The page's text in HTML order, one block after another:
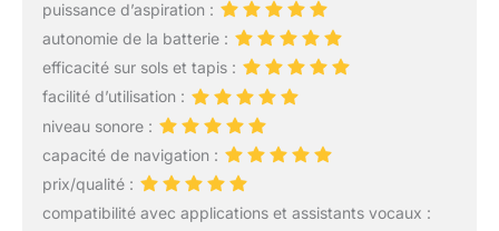
jusqu'à ce que la tâche
de nettoyage soit
terminée et qu'elle soit
rechargée Service client
24 heures sur 24 : nous
adhérons toujours au
concept d'un excellent
service client. Nous vous
fournissons un service
client professionnel 24
puissance d’aspiration :
autonomie de la batterie :
efficacité sur sols et tapis :
facilité d’utilisation :
niveau sonore :
capacité de navigation :
prix/qualité :
compatibilité avec applications et assistants vocaux :